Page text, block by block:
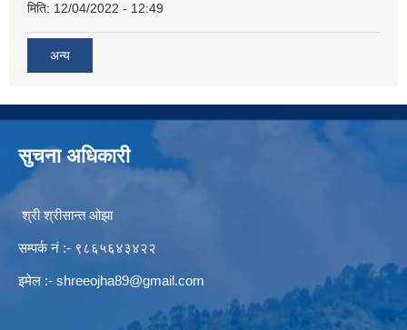
मिति: 12/04/2022 - 12:49
अन्य
सुचना अधिकारी
श्री श्रीसान्त ओझा
सम्पर्क नं :- ९८६५६४३४२२
इमेल :- shreeojha89@gmail.com